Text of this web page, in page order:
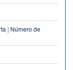
| Número de